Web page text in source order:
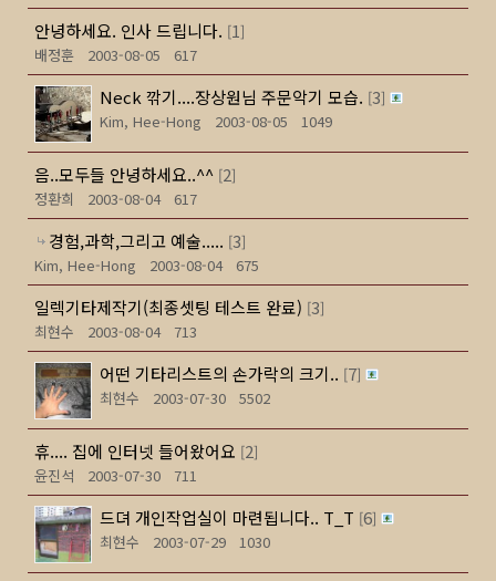
안녕하세요. 인사 드립니다. [1]
배정훈
2003-08-05 617
Neck 깎기....장상원님 주문악기 모습. [3]
Kim, Hee-Hong
2003-08-05 1049
음..모두들 안녕하세요..^^ [2]
정환희
2003-08-04 617
경험,과학,그리고 예술..... [3]
Kim, Hee-Hong
2003-08-04 675
일렉기타제작기(최종셋팅 테스트 완료) [3]
최현수
2003-08-04 713
어떤 기타리스트의 손가락의 크기.. [7]
최현수
2003-07-30 5502
휴.... 집에 인터넷 들어왔어요 [2]
윤진석
2003-07-30 711
드뎌 개인작업실이 마련됩니다.. T_T [6]
최현수
2003-07-29 1030